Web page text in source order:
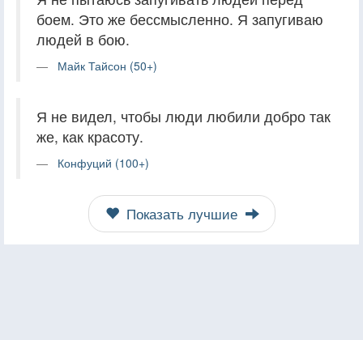
боем. Это же бессмысленно. Я запугиваю
людей в бою.
Майк Тайсон (50+)
Я не видел, чтобы люди любили добро так
же, как красоту.
Конфуций (100+)
Показать лучшие